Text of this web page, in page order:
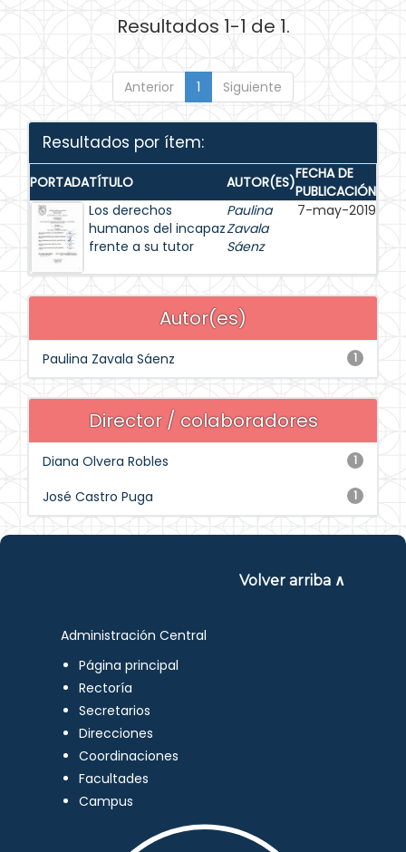
Resultados 1-1 de 1.
Anterior 1 Siguiente
Resultados por ítem:
PORTADATÍTULO AUTOR(ES)FECHA DE
PUBLICACIÓN
Los derechos
humanos del incapaz
frente a su tutor
Paulina
Zavala
Sáenz
7-may-2019
Autor(es)
1
Paulina Zavala Sáenz
Director / colaboradores
1
Diana Olvera Robles
1
José Castro Puga
Volver arriba ∧
Administración Central
Página principal
Rectoría
Secretarios
Direcciones
Coordinaciones
Facultades
Campus